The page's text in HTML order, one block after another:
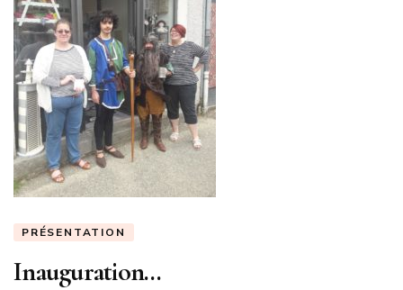
PRÉSENTATION
Inauguration…